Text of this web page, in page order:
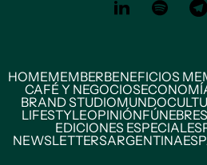
HOMEMEMBERBENEFICIOS
CAFÉ Y NEGOCIOS
BRAND STUDIOMUNDO
LIFESTYLEOPINIÓNFÚNEBRES
EDICIONES ESPECIALES
NEWSLETTERSARGENTINA